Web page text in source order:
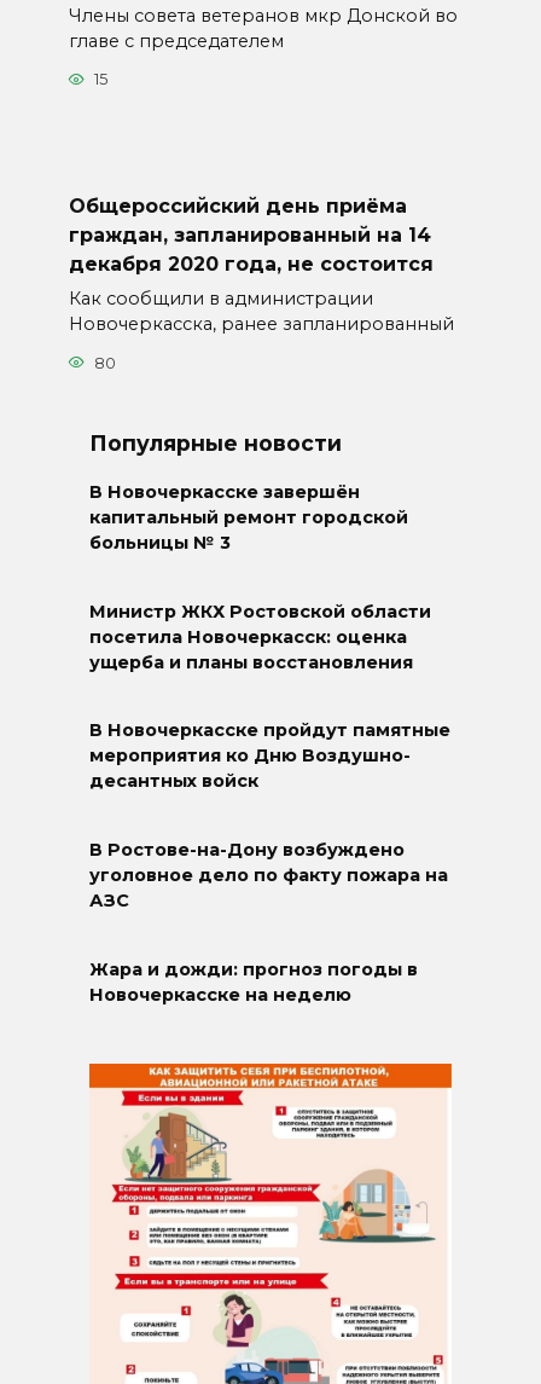
Члены совета ветеранов мкр Донской во
главе с председателем
15
Общероссийский день приёма
граждан, запланированный на 14
декабря 2020 года, не состоится
Как сообщили в администрации
Новочеркасска, ранее запланированный
80
Популярные новости
В Новочеркасске завершён
капитальный ремонт городской
больницы № 3
Министр ЖКХ Ростовской области
посетила Новочеркасск: оценка
ущерба и планы восстановления
В Новочеркасске пройдут памятные
мероприятия ко Дню Воздушно-
десантных войск
В Ростове-на-Дону возбуждено
уголовное дело по факту пожара на
АЗС
Жара и дожди: прогноз погоды в
Новочеркасске на неделю